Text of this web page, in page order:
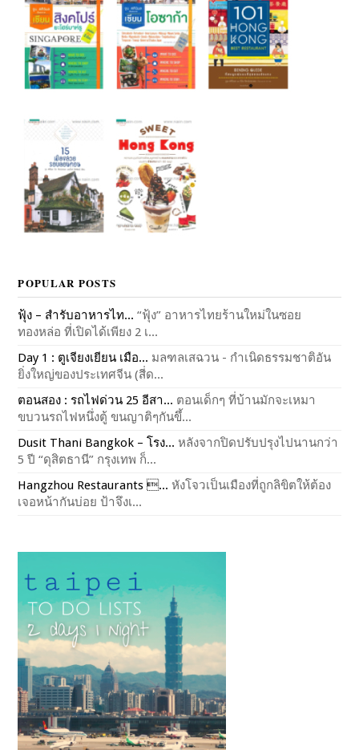
POPULAR POSTS
ฟุ้ง – สำรับอาหารไท... “ฟุ้ง” อาหารไทยร้านใหม่ในซอย
ทองหล่อ ที่เปิดได้เพียง 2 เ...
Day 1 : ตูเจียงเยียน เมือ... มลฑลเสฉวน - กำเนิดธรรมชาติอัน
ยิ่งใหญ่ของประเทศจีน (สี่ด...
ตอนสอง : รถไฟด่วน 25 อีสา... ตอนเด็กๆ ที่บ้านมักจะเหมา
ขบวนรถไฟหนึ่งตู้ ขนญาติๆกันขึ้...
Dusit Thani Bangkok – โรง... หลังจากปิดปรับปรุงไปนานกว่า
5 ปี “ดุสิตธานี” กรุงเทพ ก็...
Hangzhou Restaurants ... หังโจวเป็นเมืองที่ถูกลิขิตให้ต้อง
เจอหน้ากันบ่อย ป้าจึงเ...